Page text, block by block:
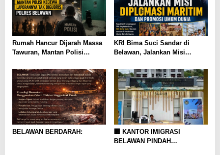
Rumah Hancur Dijarah Massa
Tawuran, Mantan Polisi
Digubris Polres Belawan
KRI Bima Suci Sandar di
Belawan, Jalankan Misi
Promosi UMKM Dunia
BELAWAN BERDARAH:
🏢 KANTOR IMIGRASI
BELAWAN PINDAH